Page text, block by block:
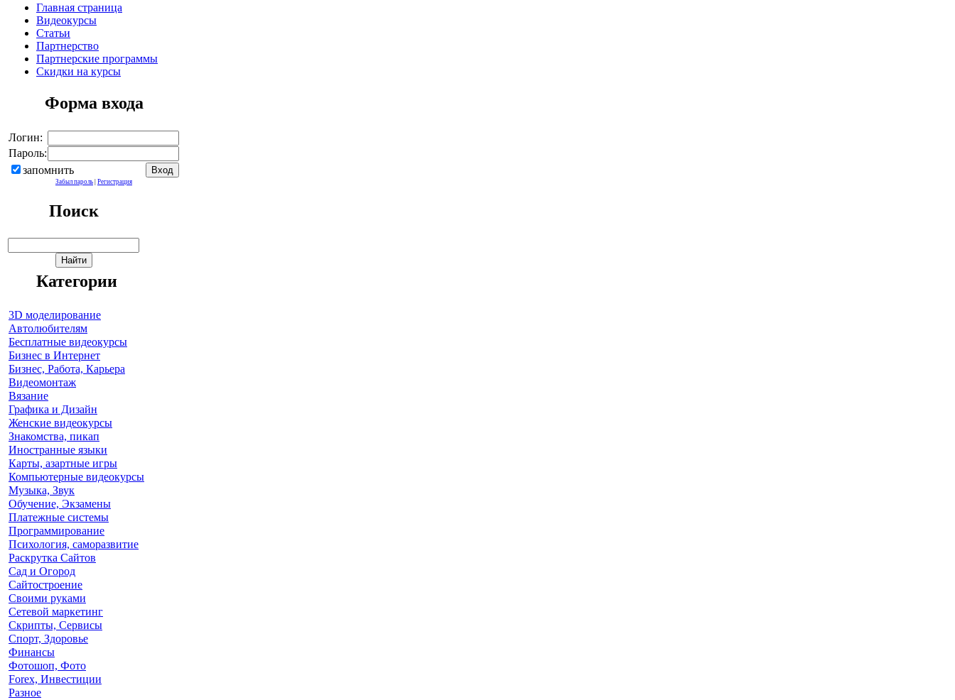
Главная страница
Видеокурсы
Статьи
Партнерство
Партнерские программы
Скидки на курсы
Форма входа
Логин:
Пароль:
запомнить
Забыл пароль Регистрация
Поиск
Категории
3D моделирование
Автолюбителям
Бесплатные видеокурсы
Бизнес в Интернет
Бизнес, Работа, Карьера
Видеомонтаж
Вязание
Графика и Дизайн
Женские видеокурсы
Знакомства, пикап
Иностранные языки
Карты, азартные игры
Компьютерные видеокурсы
Музыка, Звук
Обучение, Экзамены
Платежные системы
Программирование
Психология, саморазвитие
Раскрутка Сайтов
Cад и Огород
Сайтостроение
Своими руками
Сетевой маркетинг
Скрипты, Сервисы
Спорт, Здоровье
Финансы
Фотошоп, Фото
Forex, Инвестиции
Разное